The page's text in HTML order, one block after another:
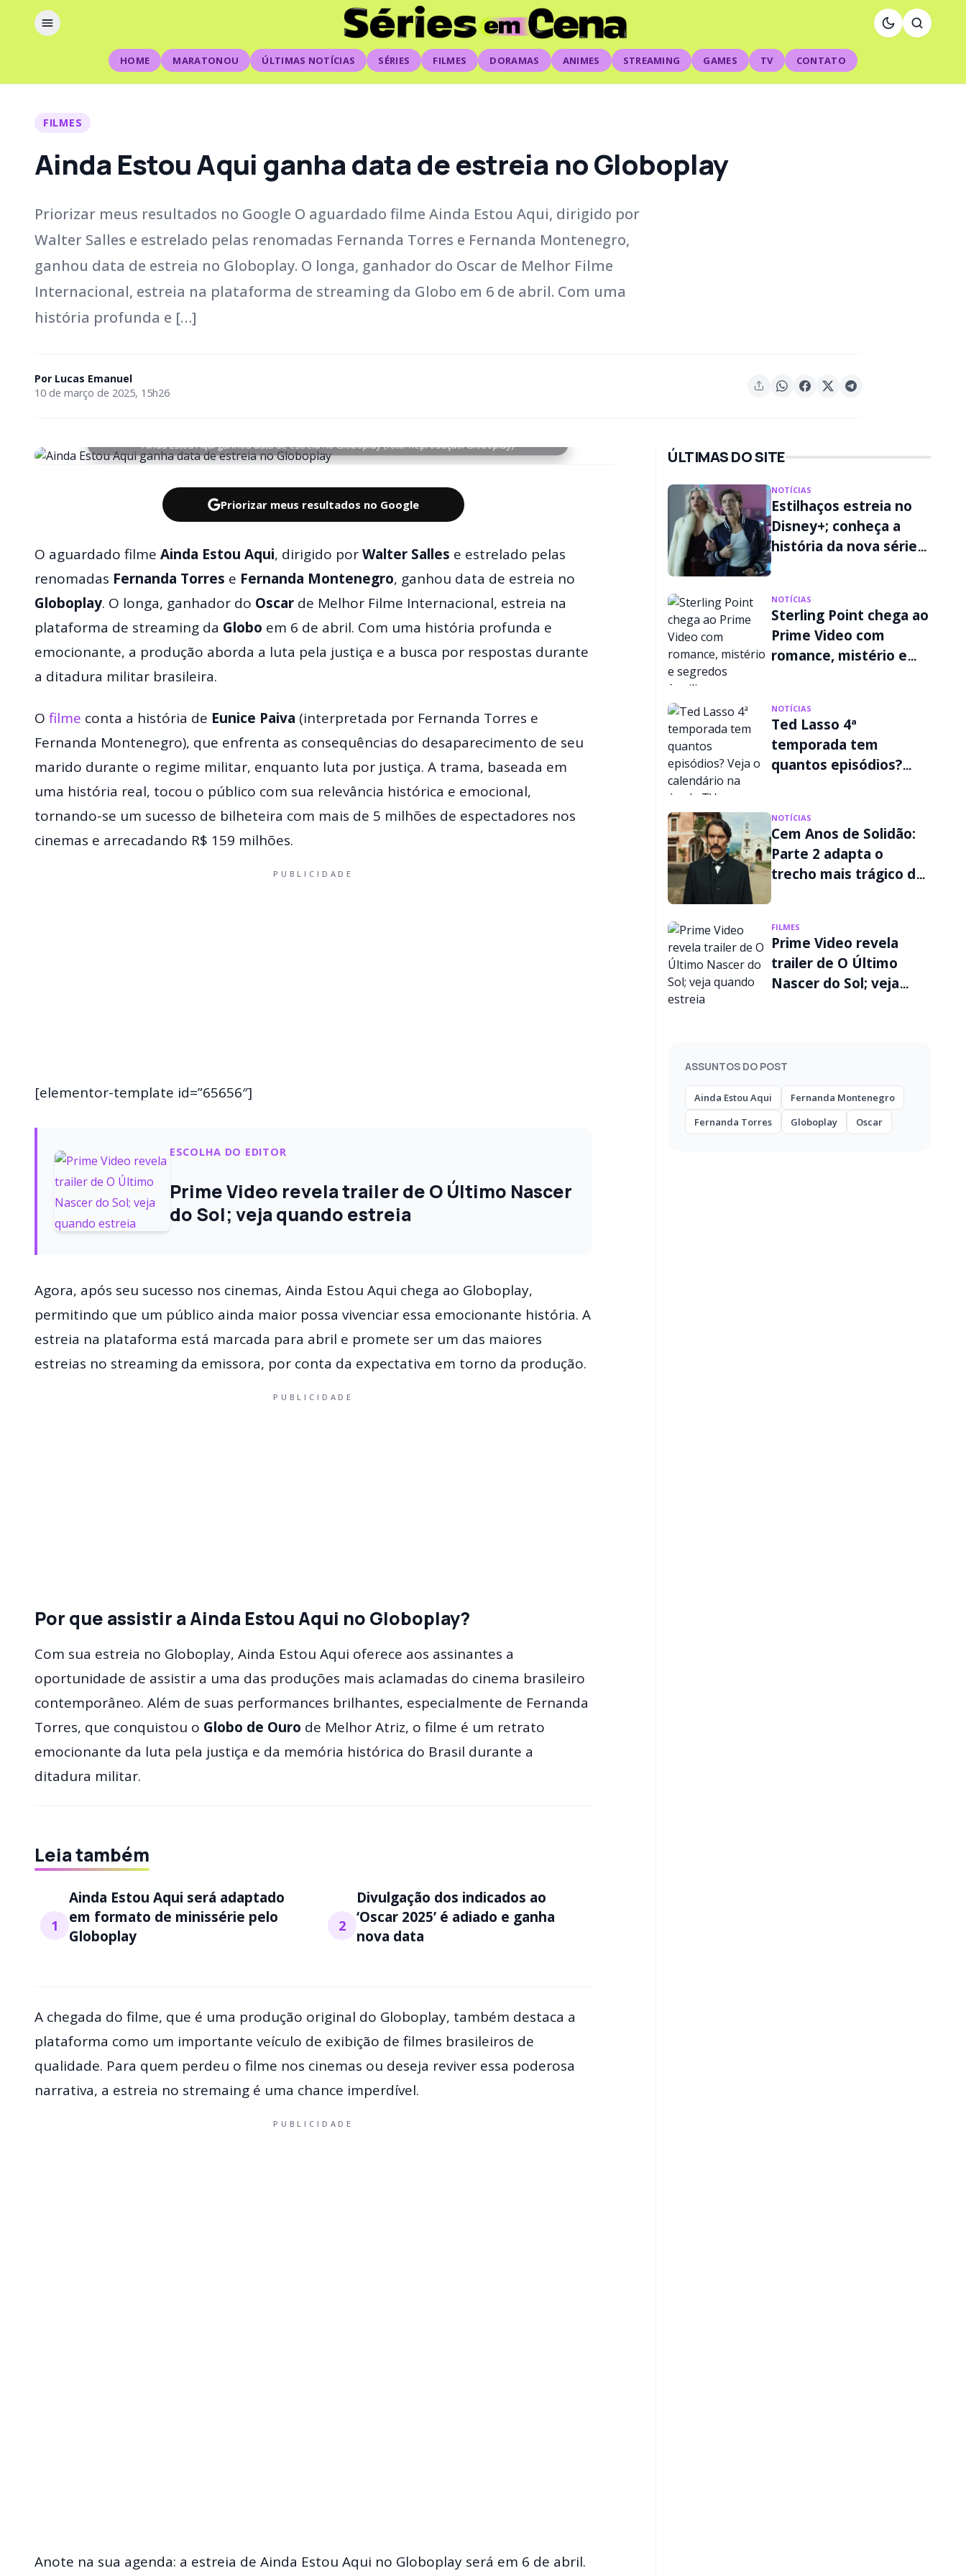
HOME MARATONOU ÚLTIMAS NOTÍCIAS SÉRIES FILMES DORAMAS ANIMES STREAMING GAMES TV CONTATO
FILMES
Ainda Estou Aqui ganha data de estreia no Globoplay
Priorizar meus resultados no Google O aguardado filme Ainda Estou Aqui, dirigido por
Walter Salles e estrelado pelas renomadas Fernanda Torres e Fernanda Montenegro,
ganhou data de estreia no Globoplay. O longa, ganhador do Oscar de Melhor Filme
Internacional, estreia na plataforma de streaming da Globo em 6 de abril. Com uma
história profunda e […]
Por Lucas Emanuel
10 de março de 2025, 15h26
Ainda Estou Aqui ganhou data de estreia no Globoplay (foto: Reprodução/Globoplay)
Priorizar meus resultados no Google
O aguardado filme Ainda Estou Aqui, dirigido porWalter Salles e estrelado pelas
renomadas Fernanda Torres e Fernanda Montenegro, ganhou data de estreia no
Globoplay. O longa, ganhador do Oscar de Melhor Filme Internacional, estreia na
plataforma de streaming da Globo em 6 de abril. Com uma história profunda e
emocionante, a produção aborda a luta pela justiça e a busca por respostas durante
a ditadura militar brasileira.
O filme conta a história de Eunice Paiva (interpretada por Fernanda Torres e
Fernanda Montenegro), que enfrenta as consequências do desaparecimento de seu
marido durante o regime militar, enquanto luta por justiça. A trama, baseada em
uma história real, tocou o público com sua relevância histórica e emocional,
tornando-se um sucesso de bilheteira com mais de 5 milhões de espectadores nos
cinemas e arrecadando R$ 159 milhões.
PUBLICIDADE
[elementor-template id=”65656″]
ESCOLHA DO EDITOR
Prime Video revela trailer de O Último Nascer
do Sol; veja quando estreia
Agora, após seu sucesso nos cinemas, Ainda Estou Aqui chega ao Globoplay,
permitindo que um público ainda maior possa vivenciar essa emocionante história. A
estreia na plataforma está marcada para abril e promete ser um das maiores
estreias no streaming da emissora, por conta da expectativa em torno da produção.
PUBLICIDADE
Por que assistir a Ainda Estou Aqui no Globoplay?
Com sua estreia no Globoplay, Ainda Estou Aqui oferece aos assinantes a
oportunidade de assistir a uma das produções mais aclamadas do cinema brasileiro
contemporâneo. Além de suas performances brilhantes, especialmente de Fernanda
Torres, que conquistou o Globo de Ouro de Melhor Atriz, o filme é um retrato
emocionante da luta pela justiça e da memória histórica do Brasil durante a
ditadura militar.
Leia também
1
Ainda Estou Aqui será adaptado
em formato de minissérie pelo
Globoplay
2
Divulgação dos indicados ao
‘Oscar 2025’ é adiado e ganha
nova data
A chegada do filme, que é uma produção original do Globoplay, também destaca a
plataforma como um importante veículo de exibição de filmes brasileiros de
qualidade. Para quem perdeu o filme nos cinemas ou deseja reviver essa poderosa
narrativa, a estreia no stremaing é uma chance imperdível.
PUBLICIDADE
Anote na sua agenda: a estreia de Ainda Estou Aqui no Globoplay será em 6 de abril.
ÚLTIMAS DO SITE
NOTÍCIAS
Estilhaços estreia no
Disney+; conheça a
história da nova série
NOTÍCIAS
Sterling Point chega ao
Prime Video com
romance, mistério e
NOTÍCIAS
Ted Lasso 4ª
temporada tem
quantos episódios?
NOTÍCIAS
Cem Anos de Solidão:
Parte 2 adapta o
trecho mais trágico do
FILMES
Prime Video revela
trailer de O Último
Nascer do Sol; veja
ASSUNTOS DO POST
Ainda Estou Aqui
Fernanda Montenegro
Fernanda Torres
Globoplay Oscar